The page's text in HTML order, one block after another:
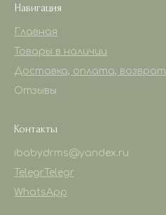
Навигация
Главная
Товары в наличии
Доставка, оплата, возврат
Отзывы
Контакты
ibabydrms@yandex.ru
Telegr Telegr
WhatsApp